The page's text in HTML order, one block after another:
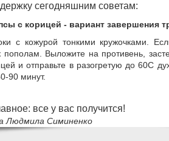
сегодняшним советам:
с корицей - вариант завершения
с кожурой тонкими кружочками.
пополам. Выложите на противень,
и отправьте в разогретую до 60С
90 минут.
все у вас получится!
Людмила Симиненко